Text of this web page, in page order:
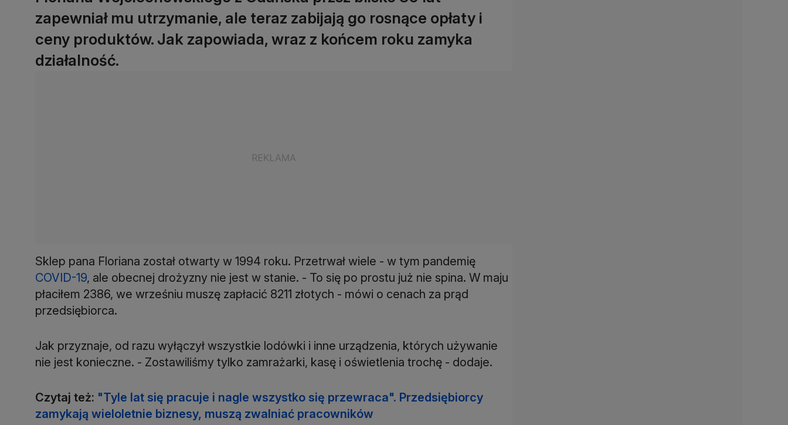
zapewniał mu utrzymanie, ale teraz zabijają go rosnące opłaty i
ceny produktów. Jak zapowiada, wraz z końcem roku zamyka
działalność.
Sklep pana Floriana został otwarty w 1994 roku. Przetrwał wiele - w tym pandemię
COVID-19, ale obecnej drożyzny nie jest w stanie. - To się po prostu już nie spina. W maju
płaciłem 2386, we wrześniu muszę zapłacić 8211 złotych - mówi o cenach za prąd
przedsiębiorca.
Jak przyznaje, od razu wyłączył wszystkie lodówki i inne urządzenia, których używanie
nie jest konieczne. - Zostawiliśmy tylko zamrażarki, kasę i oświetlenia trochę - dodaje.
Czytaj też: "Tyle lat się pracuje i nagle wszystko się przewraca". Przedsiębiorcy
zamykają wieloletnie biznesy, muszą zwalniać pracowników